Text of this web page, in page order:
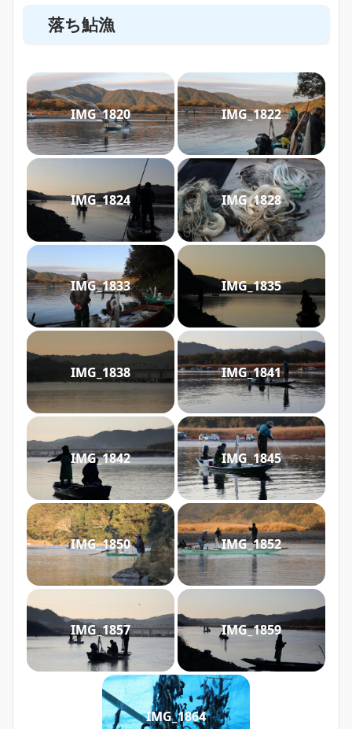
落ち鮎漁
IMG_1820 IMG_1822
IMG_1824 IMG_1828
IMG_1833 IMG_1835
IMG_1838 IMG_1841
IMG_1842 IMG_1845
IMG_1850 IMG_1852
IMG_1857 IMG_1859
IMG_1864